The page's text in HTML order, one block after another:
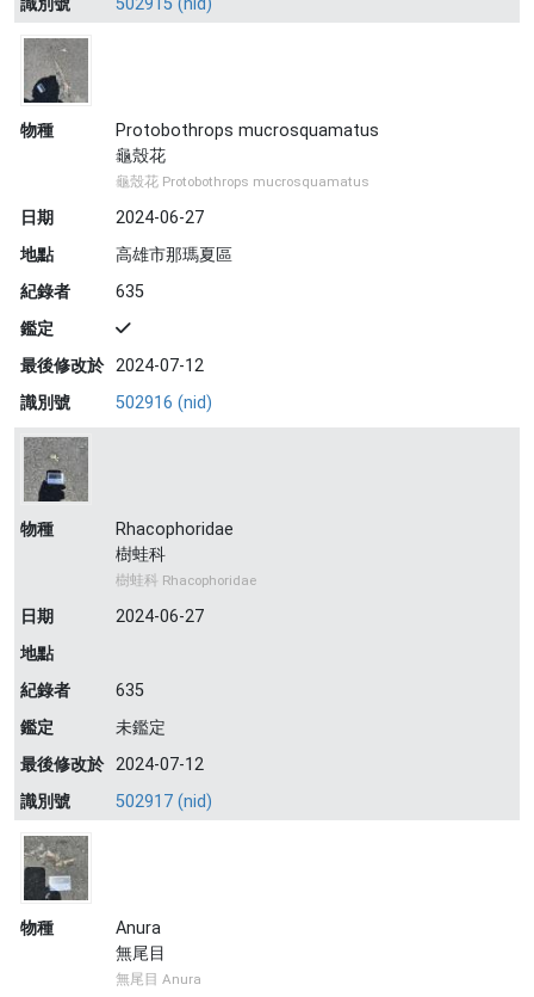
識別號
502915 (nid)
物種
Protobothrops mucrosquamatus
龜殼花
龜殼花 Protobothrops mucrosquamatus
日期
2024-06-27
地點
高雄市那瑪夏區
紀錄者
635
鑑定
最後修改於 2024-07-12
識別號
502916 (nid)
物種
Rhacophoridae
樹蛙科
樹蛙科 Rhacophoridae
日期
2024-06-27
地點
紀錄者
635
鑑定
未鑑定
最後修改於 2024-07-12
識別號
502917 (nid)
物種
Anura
無尾目
無尾目 Anura